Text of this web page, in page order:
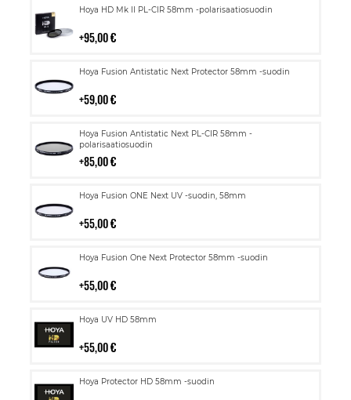
Hoya HD Mk II PL-CIR 58mm -polarisaatiosuodin
95,00 €
Lisää
Hoya Fusion Antistatic Next Protector 58mm -suodin
59,00 €
Lisää
Hoya Fusion Antistatic Next PL-CIR 58mm -
polarisaatiosuodin
85,00 €
Lisää
ostoskoriin
Hoya Fusion ONE Next UV -suodin, 58mm
55,00 €
Lisää
Hoya Fusion One Next Protector 58mm -suodin
55,00 €
Lisää
Hoya UV HD 58mm
55,00 €
Lisää
Hoya Protector HD 58mm -suodin
Lisää